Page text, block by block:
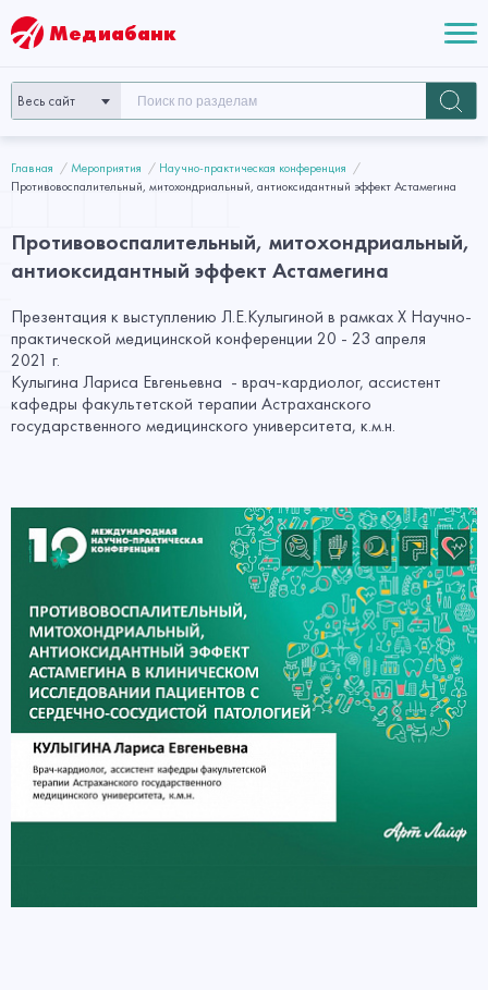
Медиабанк
Весь сайт
Главная Мероприятия
Научно-практическая конференция
Противовоспалительный, митохондриальный, антиоксидантный эффект Астамегина
Противовоспалительный, митохондриальный,
антиоксидантный эффект Астамегина
Презентация к выступлению Л.Е.Кулыгиной в рамках X Научно-
практической медицинской конференции 20 - 23 апреля
2021 г.
Кулыгина Лариса Евгеньевна - врач-кардиолог, ассистент
кафедры факультетской терапии Астраханского
государственного медицинского университета, к.м.н.